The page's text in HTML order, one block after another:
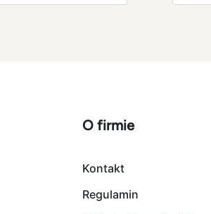
O firmie
Kontakt
Regulamin